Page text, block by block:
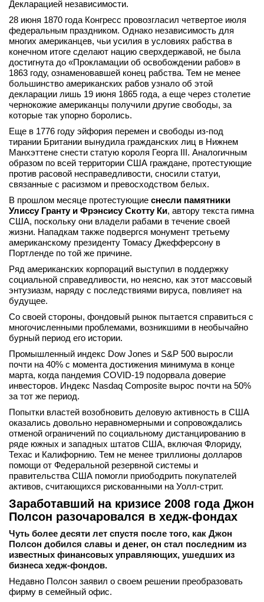
Декларацией независимости.
28 июня 1870 года Конгресс провозгласил четвертое июля
федеральным праздником. Однако независимость для
многих американцев, чьи усилия в условиях рабства в
конечном итоге сделают нацию сверхдержавой, не была
достигнута до «Прокламации об освобождении рабов» в
1863 году, ознаменовавшей конец рабства. Тем не менее
большинство американских рабов узнало об этой
декларации лишь 19 июня 1865 года, а еще через столетие
чернокожие американцы получили другие свободы, за
которые так упорно боролись.
Еще в 1776 году эйфория перемен и свободы из-под
тирании Британии вынудила гражданских лиц в Нижнем
Манхэттене снести статую короля Георга III. Аналогичным
образом по всей территории США граждане, протестующие
против расовой несправедливости, сносили статуи,
связанные с расизмом и превосходством белых.
В прошлом месяце протестующие снесли памятники
Улиссу Гранту и Фрэнсису Скотту Ки, автору текста гимна
США, поскольку они владели рабами в течение своей
жизни. Нападкам также подвергся монумент третьему
американскому президенту Томасу Джефферсону в
Портленде по той же причине.
Ряд американских корпораций выступил в поддержку
социальной справедливости, но неясно, как этот массовый
энтузиазм, наряду с последствиями вируса, повлияет на
будущее.
Со своей стороны, фондовый рынок пытается справиться с
многочисленными проблемами, возникшими в необычайно
бурный период его истории.
Промышленный индекс Dow Jones и S&P 500 выросли
почти на 40% с момента достижения минимума в конце
марта, когда пандемия COVID-19 подорвала доверие
инвесторов. Индекс Nasdaq Composite вырос почти на 50%
за тот же период.
Попытки властей возобновить деловую активность в США
оказались довольно неравномерными и сопровождались
отменой ограничений по социальному дистанцированию в
ряде южных и западных штатов США, включая Флориду,
Техас и Калифорнию. Тем не менее триллионы долларов
помощи от Федеральной резервной системы и
правительства США помогли приободрить покупателей
активов, считающихся рискованными на Уолл-стрит.
Заработавший на кризисе 2008 года Джон
Полсон разочаровался в хедж-фондах
Чуть более десяти лет спустя после того, как Джон
Полсон добился славы и денег, он стал последним из
известных финансовых управляющих, ушедших из
бизнеса хедж-фондов.
Недавно Полсон заявил о своем решении преобразовать
фирму в семейный офис.